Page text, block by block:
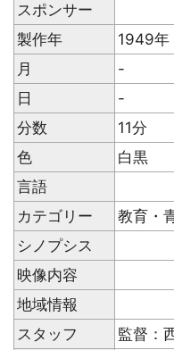
スポンサー
製作年
1949年
月
-
日
-
分数
11分
色
白黒
言語
カテゴリー
教育・
シノプシス
映像内容
地域情報
スタッフ
監督：